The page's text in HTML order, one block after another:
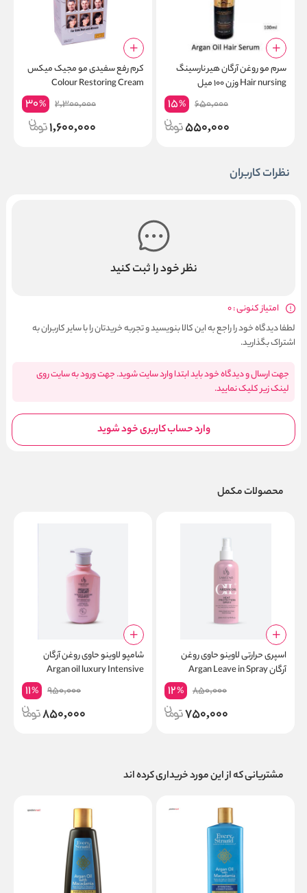
سرم مو روغن آرگان هیر نارسینگ
Hair nursing وزن ۱۰۰ میل
650,000
15%
550,000
کرم رفع سفیدی مو مجیک میکس
Colour Restoring Cream
2,300,000
30%
1,600,000
نظرات کاربران
نظر خود را ثبت کنید
امتیاز کنونی : 0
لطفا دیدگاه خود را راجع به این کالا بنویسید و تجربه خریدتان را با سایر کاربران به
اشتراک بگذارید.
جهت ارسال و دیدگاه خود باید ابتدا وارد سایت شوید. جهت ورود به سایت روی
لینک زیر کلیک نمایید.
وارد حساب کاربری خود شوید
محصولات مکمل
اسپری حرارتی لاوینو حاوی روغن
آرگان Argan Leave in Spray
850,000
12%
750,000
شامپو لاوینو حاوی روغن آرگان
Argan oil luxury Intensive
Moisture Shampoo 400ml
950,000
11%
850,000
مشتریانی که از این مورد خریداری کرده اند